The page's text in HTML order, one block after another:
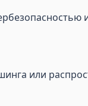
или